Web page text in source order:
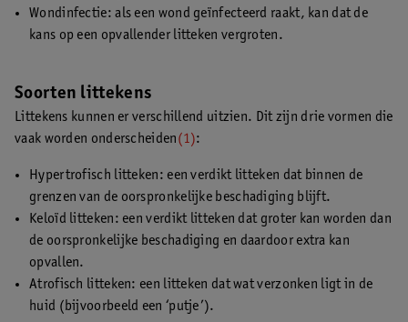
Wondinfectie: als een wond geïnfecteerd raakt, kan dat de
kans op een opvallender litteken vergroten.
Soorten littekens
Littekens kunnen er verschillend uitzien. Dit zijn drie vormen die
vaak worden onderscheiden(1):
Hypertrofisch litteken: een verdikt litteken dat binnen de
grenzen van de oorspronkelijke beschadiging blijft.
Keloïd litteken: een verdikt litteken dat groter kan worden dan
de oorspronkelijke beschadiging en daardoor extra kan
opvallen.
Atrofisch litteken: een litteken dat wat verzonken ligt in de
huid (bijvoorbeeld een ‘putje’).